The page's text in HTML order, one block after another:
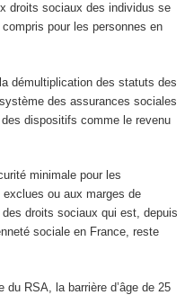
droits sociaux des individus se
pour les personnes en
démultiplication des statuts des
des assurances sociales
dispositifs comme le revenu
minimale pour les
ou aux marges de
des droits sociaux qui est, depuis
sociale en France, reste
du RSA, la barrière d’âge de 25